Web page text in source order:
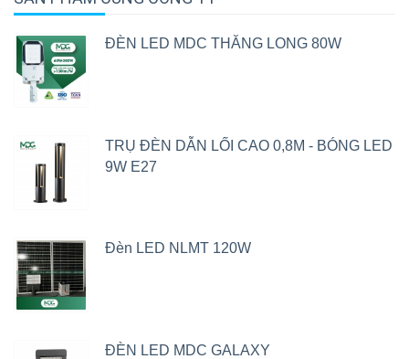
ĐÈN LED MDC THĂNG LONG 80W
TRỤ ĐÈN DẪN LỐI CAO 0,8M - BÓNG LED
9W E27
Đèn LED NLMT 120W
ĐÈN LED MDC GALAXY